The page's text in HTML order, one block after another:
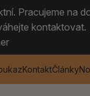
Pracujeme na
kontaktovat.
KontaktČlánky